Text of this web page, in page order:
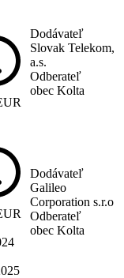
Dodávateľ
Slovak Telekom,
a.s.
Odberateľ
obec Kolta
Dodávateľ
Galileo
Corporation s.r.o
Odberateľ
obec Kolta